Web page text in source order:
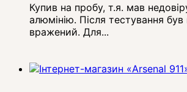
Купив на пробу, т.я. мав
алюмінію. Після тестування
вражений. Для...